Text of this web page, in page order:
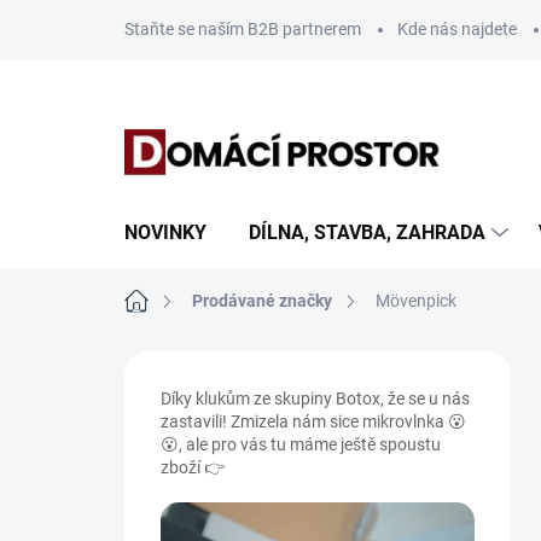
Staňte se naším B2B partnerem Kde nás najdete
NOVINKY DÍLNA, STAVBA, ZAHRADA
Domů Prodávané značky Mövenpick
Díky klukům ze skupiny Botox, že se u nás
zastavili! Zmizela nám sice mikrovlnka 😮
😮, ale pro vás tu máme ještě spoustu
zboží 👉